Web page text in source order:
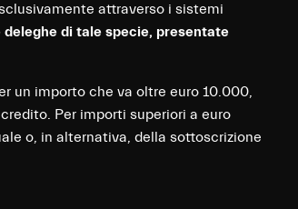
attraverso i sistemi
di tale specie, presentate
un importo che va oltre euro 10.000,
Per importi superiori a euro
o, in alternativa, della sottoscrizione